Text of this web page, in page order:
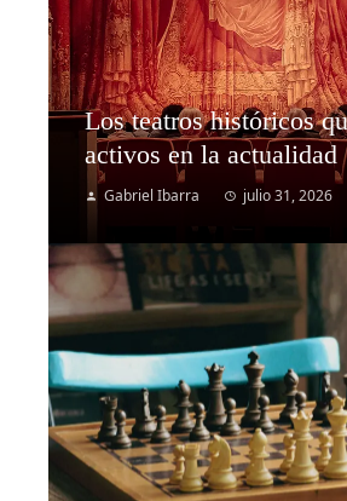
Los teatros históricos
activos en la actualidad
Gabriel Ibarra julio 31, 2026